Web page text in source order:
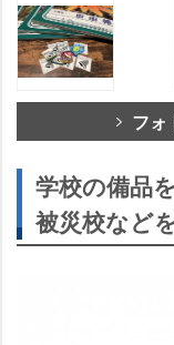
フォ
学校の備品
被災校など